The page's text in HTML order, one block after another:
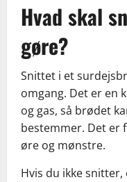
Hvad skal
gøre?
Snittet i et
omgang. Det er en
og gas, så brødet
bestemmer. Det er
øre og mønstre.
Hvis du ikke